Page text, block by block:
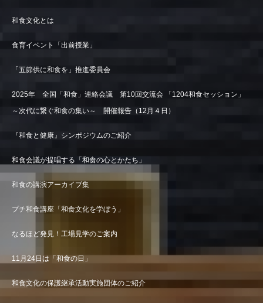
和食文化とは
食育イベント「出前授業」
「五節供に和食を」推進委員会
2025年 全国「和食」連絡会議 第10回交流会 「1204和食セッション」
～次代に繋ぐ和食の集い～ 開催報告（12月４日）
『和食と健康』シンポジウムのご紹介
和食会議が提唱する「和食の心とかたち」
和食の講演アーカイブ集
プチ和食講座「和食文化を学ぼう」
なるほど発見！工場見学のご案内
11月24日は「和食の日」
和食文化の保護継承活動実施団体のご紹介